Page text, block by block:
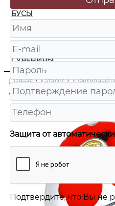
БУСЫ
ЧАСЫ
ШКАТУЛКИ
СУВЕНИРЫ
Главная / Каталог / Ювелирные
/
94012008 Кольцо Ag 925
Защита от
Подтвердите, что Вы не